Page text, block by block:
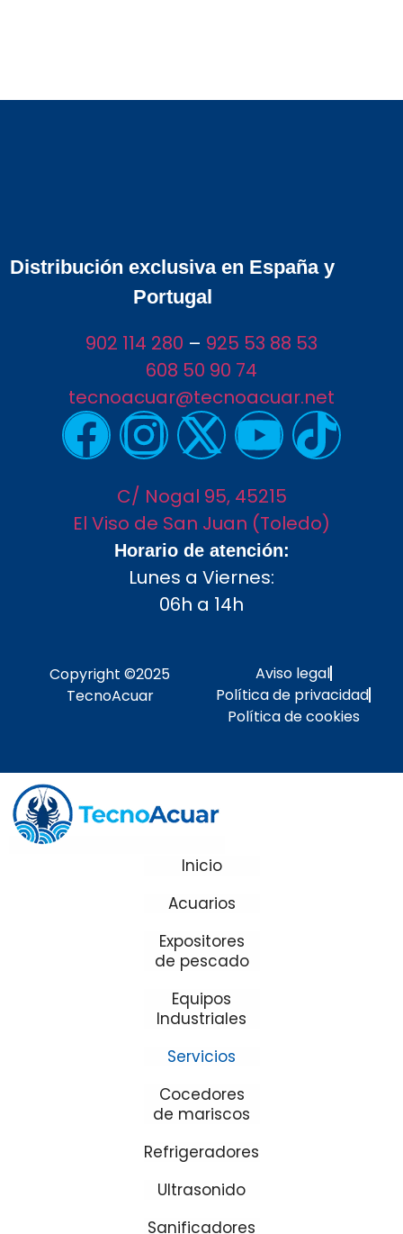
Distribución exclusiva en España y
Portugal
902 114 280 – 925 53 88 53
608 50 90 74
tecnoacuar@tecnoacuar.net
C/ Nogal 95, 45215
El Viso de San Juan (Toledo)
Horario de atención:
Lunes a Viernes:
06h a 14h
Copyright ©2025
TecnoAcuar
Aviso legal
Política de privacidad
Política de cookies
Inicio
Acuarios
Expositores
de pescado
Equipos
Industriales
Servicios
Cocedores
de mariscos
Refrigeradores
Ultrasonido
Sanificadores